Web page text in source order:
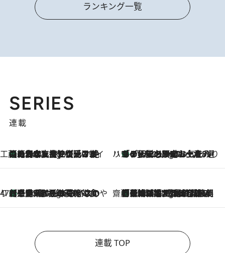
ランキング一覧
SERIES
連載
工藤まやのおもてなしハワイ
9 Hours Ago
【ハワイ土産】ローカルの絶大な支持で復活！ 絶品の幻クッキー《元ファンの日本人女性が受け継いだ名店》 ハワイ賢者 リサのお気に入りリスト9 Hours Ago
あの伝説の限定トートも！ リニューアルした「ディーン＆デルーカ ハワイ」で必須のお土産8選
47都道府県の手みやげ ひんやりスイーツで夏を満喫
9 Hours Ago
【三重県】この夏絶対食べたい 冷やしておいしいおやつ3選 お餅×アイスの新感覚スイーツ 齋藤 薫 美容脳ルネサンス
9 Hours Ago
「荷物が増えるほど旅ストレスは増す」美容ジャーナリストがたどり着いた最終結論。“化粧品を劇的に減らす”感動の凝縮美容とは
連載 TOP